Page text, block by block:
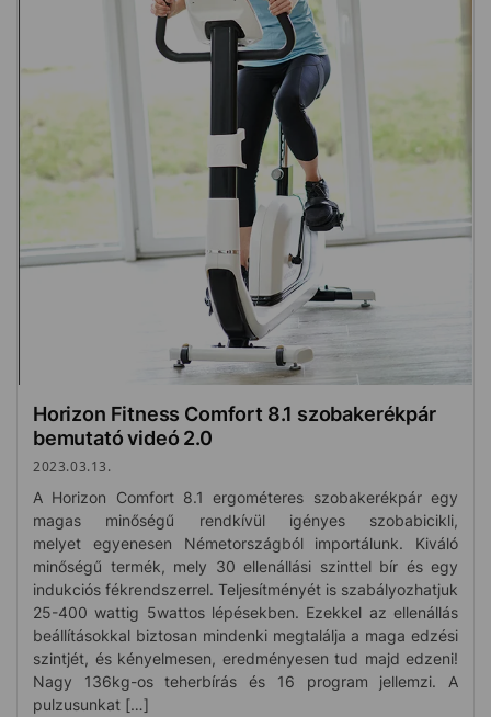
Horizon Fitness Comfort 8.1 szobakerékpár
bemutató videó 2.0
2023.03.13.
A Horizon Comfort 8.1 ergométeres szobakerékpár egy
magas minőségű rendkívül igényes szobabicikli,
melyet egyenesen Németországból importálunk. Kiváló
minőségű termék, mely 30 ellenállási szinttel bír és egy
indukciós fékrendszerrel. Teljesítményét is szabályozhatjuk
25-400 wattig 5wattos lépésekben. Ezekkel az ellenállás
beállításokkal biztosan mindenki megtalálja a maga edzési
szintjét, és kényelmesen, eredményesen tud majd edzeni!
Nagy 136kg-os teherbírás és 16 program jellemzi. A
pulzusunkat […]